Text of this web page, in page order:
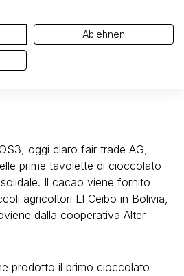
oggi claro fair trade AG,
prime tavolette di cioccolato
Il cacao viene fornito
agricoltori El Ceibo in Bolivia,
dalla cooperativa Alter
prodotto il primo cioccolato
Ablehnen